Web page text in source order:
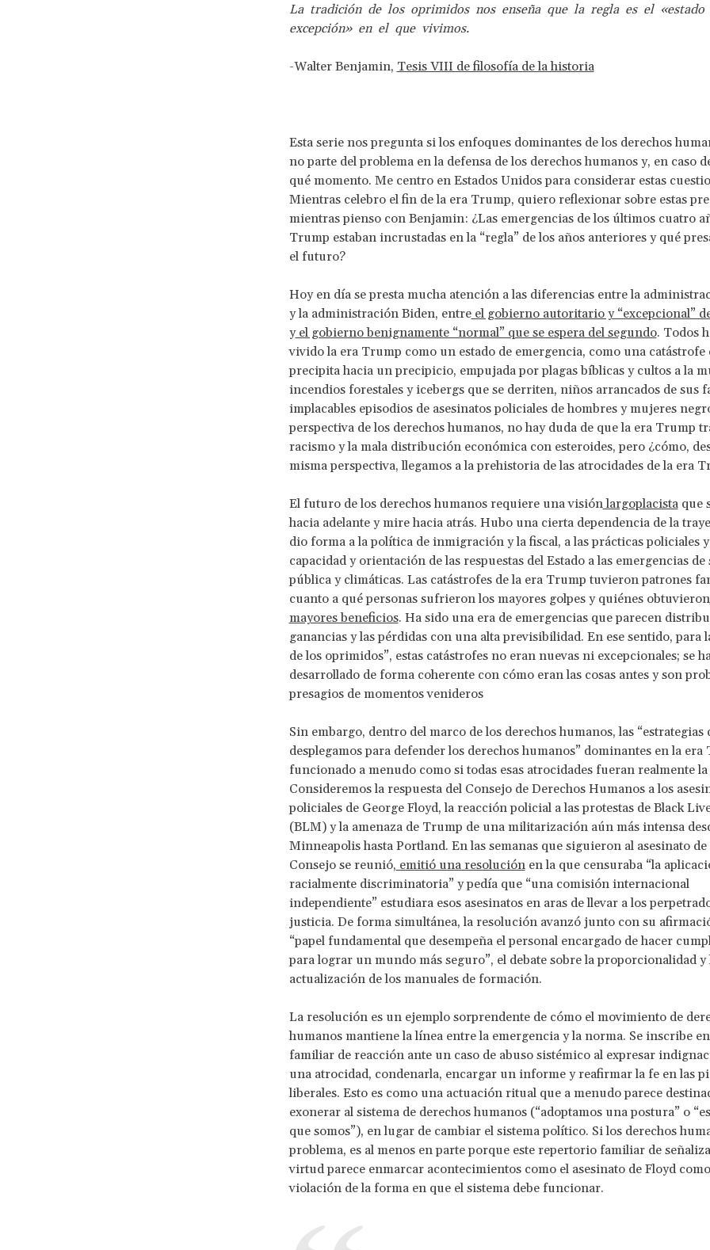
La tradición de los oprimidos nos enseña que la regla es el
excepción» en el que vivimos.
-Walter Benjamin, Tesis VIII de filosofía de la historia
Esta serie nos pregunta si los enfoques dominantes de los derechos
no parte del problema en la defensa de los derechos humanos y, en caso
qué momento. Me centro en Estados Unidos para considerar estas
Mientras celebro el fin de la era Trump, quiero reflexionar sobre estas
mientras pienso con Benjamin: ¿Las emergencias de los últimos cuatro
Trump estaban incrustadas en la “regla” de los años anteriores y qué
el futuro?
Hoy en día se presta mucha atención a las diferencias entre la
y la administración Biden, entreel gobierno autoritario y “excepcional”
yel gobierno benignamente “normal” que se espera del segundo. Todos
vivido la era Trump como un estado de emergencia, como una catástrofe
precipita hacia un precipicio, empujada por plagas bíblicas y cultos a la
incendios forestales y icebergs que se derriten, niños arrancados de sus
implacables episodios de asesinatos policiales de hombres y mujeres
perspectiva de los derechos humanos, no hay duda de que la era Trump
racismo y la mala distribución económica con esteroides, pero ¿cómo,
misma perspectiva, llegamos a la prehistoria de las atrocidades de la era
El futuro de los derechos humanos requiere una visiónlargoplacistaque
hacia adelante y mire hacia atrás. Hubo una cierta dependencia de la
dio forma a la política de inmigración y la fiscal, a las prácticas policiales y
capacidad y orientación de las respuestas del Estado a las emergencias de
pública y climáticas. Las catástrofes de la era Trump tuvieron patrones
cuanto a qué personas sufrieron los mayores golpes y quiénes obtuvieron
mayores beneficios. Ha sido una era de emergencias que parecen
ganancias y las pérdidas con una alta previsibilidad. En ese sentido, para
de los oprimidos”, estas catástrofes no eran nuevas ni excepcionales; se
desarrollado de forma coherente con cómo eran las cosas antes y son
presagios de momentos venideros
Sin embargo, dentro del marco de los derechos humanos, las “estrategias
desplegamos para defender los derechos humanos” dominantes en la
funcionado a menudo como si todas esas atrocidades fueran realmente
Consideremos la respuesta del Consejo de Derechos Humanos a los
policiales de George Floyd, la reacción policial a las protestas de Black
(BLM) y la amenaza de Trump de una militarización aún más intensa
Minneapolis hasta Portland. En las semanas que siguieron al asesinato de
Consejo se reunió, emitió una resoluciónen la que censuraba “la
racialmente discriminatoria” y pedía que “una comisión internacional
independiente” estudiara esos asesinatos en aras de llevar a los
justicia. De forma simultánea, la resolución avanzó junto con su
“papel fundamental que desempeña el personal encargado de hacer
para lograr un mundo más seguro”, el debate sobre la proporcionalidad y
actualización de los manuales de formación.
La resolución es un ejemplo sorprendente de cómo el movimiento de
humanos mantiene la línea entre la emergencia y la norma. Se inscribe
familiar de reacción ante un caso de abuso sistémico al expresar
una atrocidad, condenarla, encargar un informe y reafirmar la fe en las
liberales. Esto es como una actuación ritual que a menudo parece
exonerar al sistema de derechos humanos (“adoptamos una postura” o
que somos”), en lugar de cambiar el sistema político. Si los derechos
problema, es al menos en parte porque este repertorio familiar de
virtud parece enmarcar acontecimientos como el asesinato de Floyd
violación de la forma en que el sistema debe funcionar.